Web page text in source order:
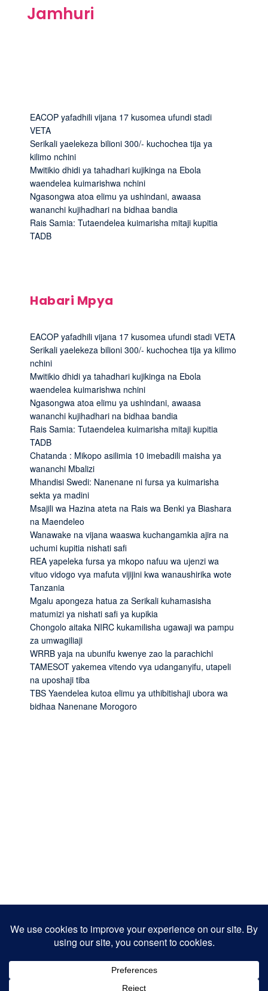
Jamhuri
EACOP yafadhili vijana 17 kusomea ufundi stadi
VETA
Serikali yaelekeza bilioni 300/- kuchochea tija ya
kilimo nchini
Mwitikio dhidi ya tahadhari kujikinga na Ebola
waendelea kuimarishwa nchini
Ngasongwa atoa elimu ya ushindani, awaasa
wananchi kujihadhari na bidhaa bandia
Rais Samia: Tutaendelea kuimarisha mitaji kupitia
TADB
Habari Mpya
EACOP yafadhili vijana 17 kusomea ufundi stadi VETA
Serikali yaelekeza bilioni 300/- kuchochea tija ya kilimo
nchini
Mwitikio dhidi ya tahadhari kujikinga na Ebola
waendelea kuimarishwa nchini
Ngasongwa atoa elimu ya ushindani, awaasa
wananchi kujihadhari na bidhaa bandia
Rais Samia: Tutaendelea kuimarisha mitaji kupitia
TADB
Chatanda : Mikopo asilimia 10 imebadili maisha ya
wananchi Mbalizi
Mhandisi Swedi: Nanenane ni fursa ya kuimarisha
sekta ya madini
Msajili wa Hazina ateta na Rais wa Benki ya Biashara
na Maendeleo
Wanawake na vijana waaswa kuchangamkia ajira na
uchumi kupitia nishati safi
REA yapeleka fursa ya mkopo nafuu wa ujenzi wa
vituo vidogo vya mafuta vijijini kwa wanaushirika wote
Tanzania
Mgalu apongeza hatua za Serikali kuhamasisha
matumizi ya nishati safi ya kupikia
Chongolo aitaka NIRC kukamilisha ugawaji wa pampu
za umwagiliaji
WRRB yaja na ubunifu kwenye zao la parachichi
TAMESOT yakemea vitendo vya udanganyifu, utapeli
na uposhaji tiba
TBS Yaendelea kutoa elimu ya uthibitishaji ubora wa
bidhaa Nanenane Morogoro